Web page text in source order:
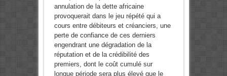
annulation de la dette africaine
provoquerait dans le jeu répété qui a
cours entre débiteurs et créanciers, une
perte de confiance de ces derniers
engendrant une dégradation de la
réputation et de la crédibilité des
premiers, dont le coût cumulé sur
longue période sera plus élevé que le